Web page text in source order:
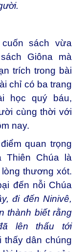
sách vừa
Giôna mà
trích trong bài
chỉ có ba trang
học quý báu,
cùng thời với
nay.
quan trọng
Thiên Chúa là
thương xót.
đến nỗi Chúa
đi đến Ninivê,
thành biết rằng
lên thấu tới
dân chúng